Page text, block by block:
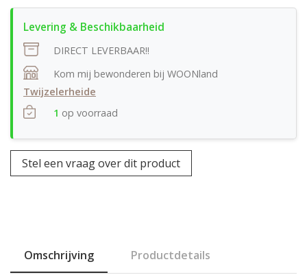
DIRECT LEVERBAAR!!
Kom mij bewonderen bij WOONland
Twijzelerheide
1 op voorraad
Stel een vraag over dit product
Omschrijving Productdetails